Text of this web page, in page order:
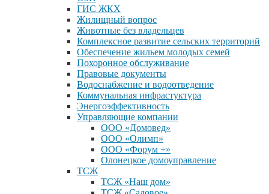
ГИС ЖКХ
Жилищный вопрос
Животные без владельцев
Комплексное развитие сельских территорий
Обеспечение жильем молодых семей
Похоронное обслуживание
Правовые документы
Водоснабжение и водоотведение
Коммунальная инфрастуктура
Энергоэффективность
Управляющие компании
ООО «Домовед»
ООО «Олимп»
ООО «Форум +»
Олонецкое домоуправление
ТСЖ
ТСЖ «Наш дом»